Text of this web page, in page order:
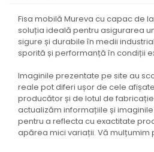
Fisa mobilă Mureva cu capac de
soluția ideală pentru asigurarea
sigure și durabile în medii
sporită și performanță în condiții
Imaginile prezentate pe site au
reale pot diferi ușor de cele
producător și de lotul de
actualizăm informațiile și
pentru a reflecta cu exactitate
apărea mici variații. Vă mulțumim